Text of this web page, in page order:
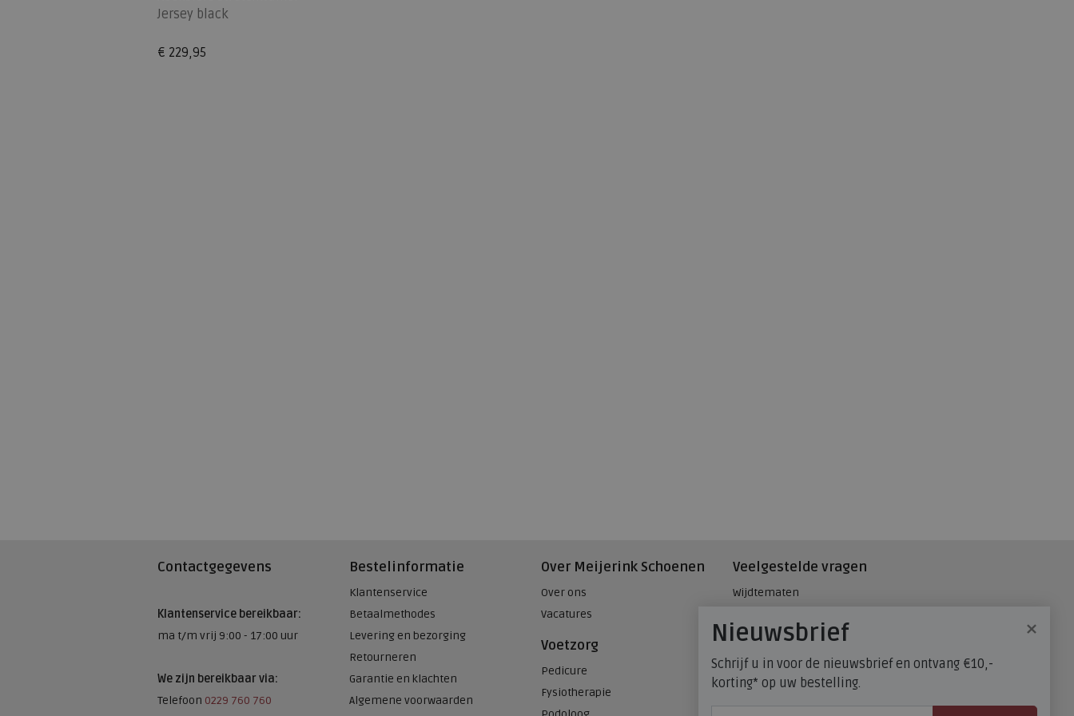
Jersey black
€ 229,95
Contactgegevens
Klantenservice bereikbaar:
ma t/m vrij 9:00 - 17:00 uur
We zijn bereikbaar via:
Telefoon 0229 760 760
Bestelinformatie
Klantenservice
Betaalmethodes
Levering en bezorging
Retourneren
Garantie en klachten
Algemene voorwaarden
Over Meijerink Schoenen
Over ons
Vacatures
Voetzorg
Pedicure
Fysiotherapie
Veelgestelde vragen
Wijdtematen
Maatadvies, wat is mijn
schoenmaat?
FitFlop - maatadvies
×
Nieuwsbrief
Schrijf u in voor de nieuwsbrief en ontvang €10,-
korting* op uw bestelling.